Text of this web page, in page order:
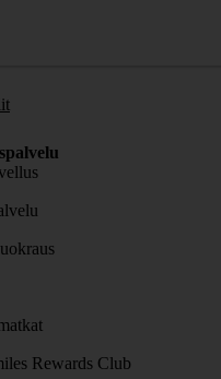
Rewards Club